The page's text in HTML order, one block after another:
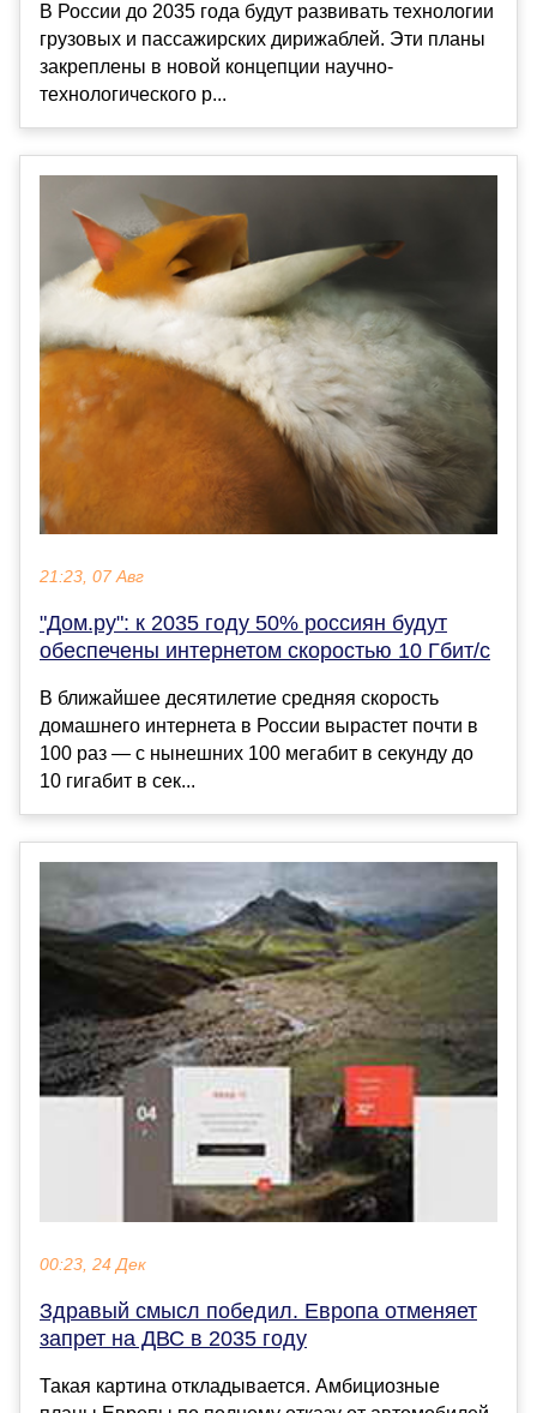
В России до 2035 года будут развивать технологии
грузовых и пассажирских дирижаблей. Эти планы
закреплены в новой концепции научно-
технологического р...
21:23, 07 Авг
"Дом.ру": к 2035 году 50% россиян будут
обеспечены интернетом скоростью 10 Гбит/с
В ближайшее десятилетие средняя скорость
домашнего интернета в России вырастет почти в
100 раз — с нынешних 100 мегабит в секунду до
10 гигабит в сек...
00:23, 24 Дек
Здравый смысл победил. Европа отменяет
запрет на ДВС в 2035 году
Такая картина откладывается. Амбициозные